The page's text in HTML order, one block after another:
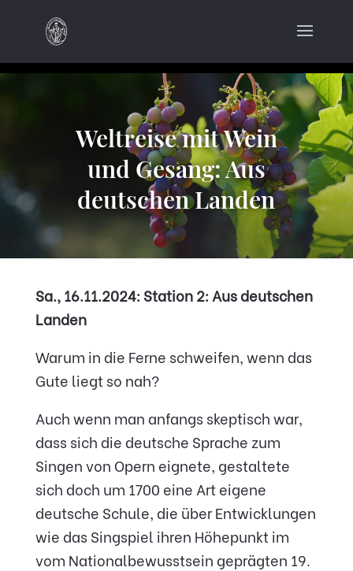
Weltreise mit Wein
und Gesang: Aus
deutschen Landen
Sa., 16.11.2024: Station 2: Aus deutschen
Landen
Warum in die Ferne schweifen, wenn das
Gute liegt so nah?
Auch wenn man anfangs skeptisch war,
dass sich die deutsche Sprache zum
Singen von Opern eignete, gestaltete
sich doch um 1700 eine Art eigene
deutsche Schule, die über Entwicklungen
wie das Singspiel ihren Höhepunkt im
vom Nationalbewusstsein geprägten 19.